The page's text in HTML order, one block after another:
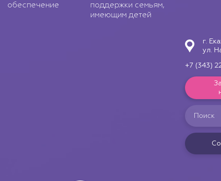
обеспечение
поддержки семьям,
имеющим детей
г.
ул.
+7 (343)